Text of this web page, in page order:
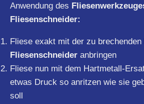
Anwendung des
Fliesenschneider:
Fliese exakt mit der zu
Fliesenschneider anbringen
Fliese nun mit dem Hartmetall-
etwas Druck so anritzen wie sie
soll